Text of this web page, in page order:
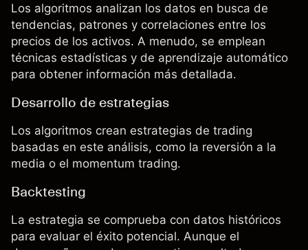
Los algoritmos analizan los datos en busca de
tendencias, patrones y correlaciones entre los
precios de los activos. A menudo, se emplean
técnicas estadísticas y de aprendizaje automático
para obtener información más detallada.
Desarrollo de estrategias
Los algoritmos crean estrategias de trading
basadas en este análisis, como la reversión a la
media o el momentum trading.
Backtesting
La estrategia se comprueba con datos históricos
para evaluar el éxito potencial. Aunque el